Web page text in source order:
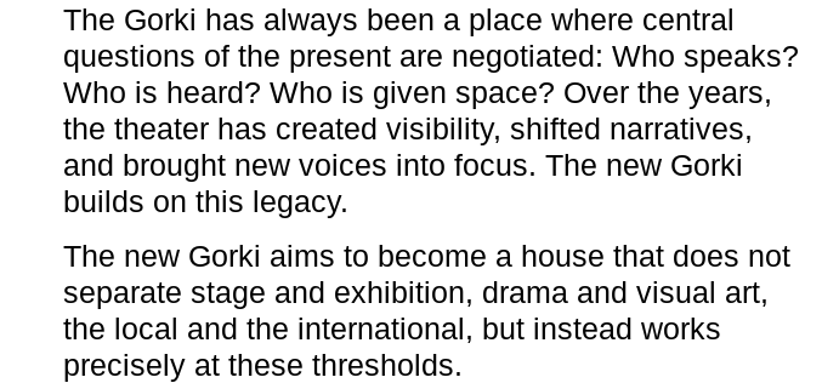
The Gorki has always been a place where central
questions of the present are negotiated: Who speaks?
Who is heard? Who is given space? Over the years,
the theater has created visibility, shifted narratives,
and brought new voices into focus. The new Gorki
builds on this legacy.
The new Gorki aims to become a house that does not
separate stage and exhibition, drama and visual art,
the local and the international, but instead works
precisely at these thresholds.